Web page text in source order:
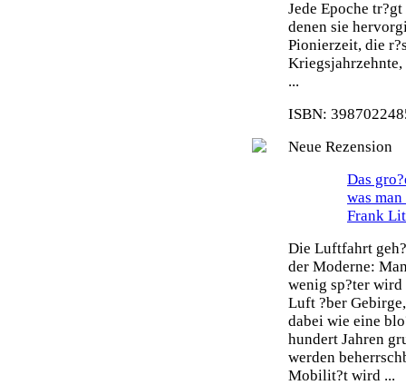
Jede Epoche
denen sie
Pionierzeit, die
...
ISBN:
Neue Rezension
Das
was
Frank
Die Luftfahrt
der Moderne:
wenig sp?ter wird
Luft ?ber
dabei wie eine
hundert Jahren
werden
Mobilit?t wird ...